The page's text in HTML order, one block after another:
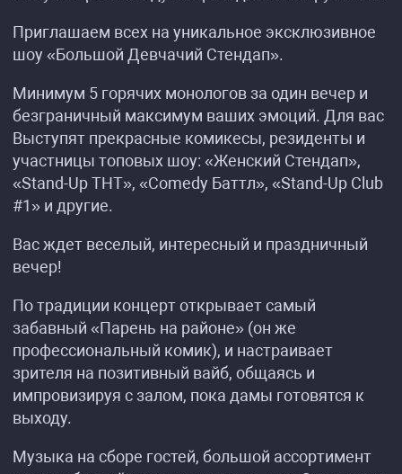
Приглашаем всех на уникальное эксклюзивное
шоу «Большой Девчачий Стендап».
Минимум 5 горячих монологов за один вечер и
безграничный максимум ваших эмоций. Для вас
Выступят прекрасные комикесы, резиденты и
участницы топовых шоу: «Женский Стендап»,
«Stand-Up ТНТ», «Comedy Баттл», «Stand-Up Club
#1» и другие.
Вас ждет веселый, интересный и праздничный
вечер!
По традиции концерт открывает самый
забавный «Парень на районе» (он же
профессиональный комик), и настраивает
зрителя на позитивный вайб, общаясь и
импровизируя с залом, пока дамы готовятся к
выходу.
Музыка на сборе гостей, большой ассортимент